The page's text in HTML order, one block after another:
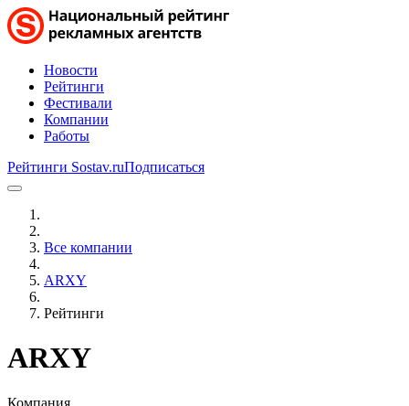
Новости
Рейтинги
Фестивали
Компании
Работы
Рейтинги Sostav.ruПодписаться
Все компании
ARXY
Рейтинги
ARXY
Компания